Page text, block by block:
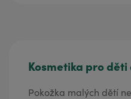
Kosmetika pro děti
Pokožka malých dětí